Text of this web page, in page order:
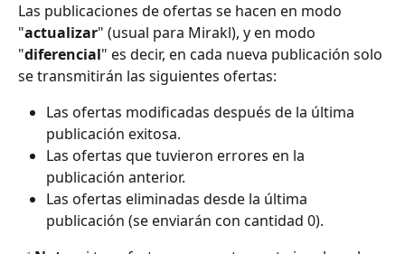
Las publicaciones de ofertas se hacen en modo
"actualizar" (usual para Mirakl), y en modo
"diferencial" es decir, en cada nueva publicación solo
se transmitirán las siguientes ofertas:
Las ofertas modificadas después de la última
publicación exitosa.
Las ofertas que tuvieron errores en la
publicación anterior.
Las ofertas eliminadas desde la última
publicación (se enviarán con cantidad 0).